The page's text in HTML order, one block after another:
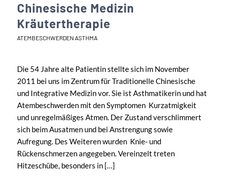
Chinesische Medizin
Kräutertherapie
ATEMBESCHWERDEN ASTHMA
Die 54 Jahre alte Patientin stellte sich im November
2011 bei uns im Zentrum für Traditionelle Chinesische
und Integrative Medizin vor. Sie ist Asthmatikerin und hat
Atembeschwerden mit den Symptomen Kurzatmigkeit
und unregelmäßiges Atmen. Der Zustand verschlimmert
sich beim Ausatmen und bei Anstrengung sowie
Aufregung. Des Weiteren wurden Knie- und
Rückenschmerzen angegeben. Vereinzelt treten
Hitzeschübe, besonders in […]